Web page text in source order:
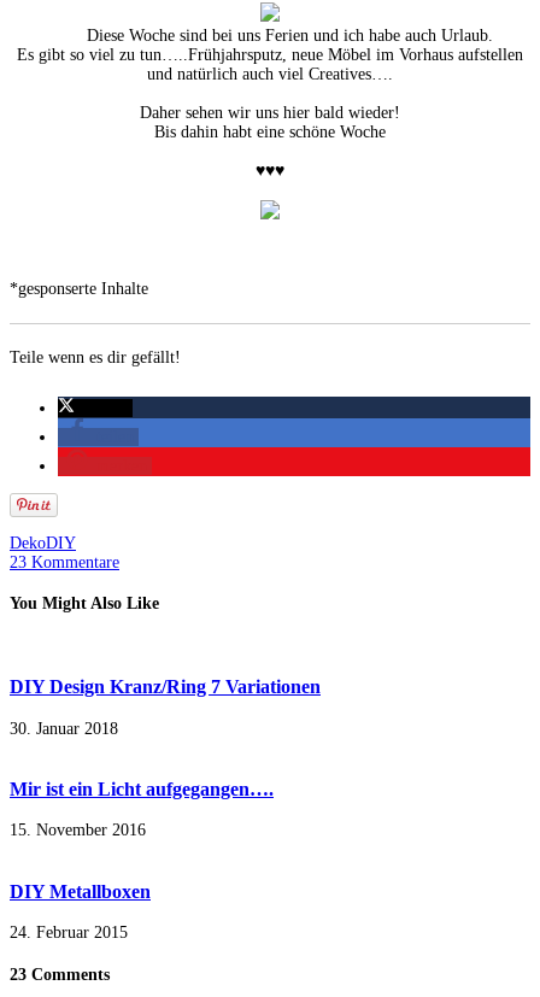
Diese Woche sind bei uns Ferien und ich habe auch Urlaub.
Es gibt so viel zu tun…..Frühjahrsputz, neue Möbel im Vorhaus aufstellen
und natürlich auch viel Creatives….
Daher sehen wir uns hier bald wieder!
Bis dahin habt eine schöne Woche
♥♥♥
*gesponserte Inhalte
Teile wenn es dir gefällt!
DekoDIY
23 Kommentare
You Might Also Like
DIY Design Kranz/Ring 7 Variationen
30. Januar 2018
Mir ist ein Licht aufgegangen….
15. November 2016
DIY Metallboxen
24. Februar 2015
23 Comments